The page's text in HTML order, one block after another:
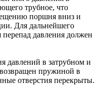
трубное, что
поршня вниз и
Для дальнейшего
давления должен
давлений в затрубном и
пружиной в
отверстия перекрыты.